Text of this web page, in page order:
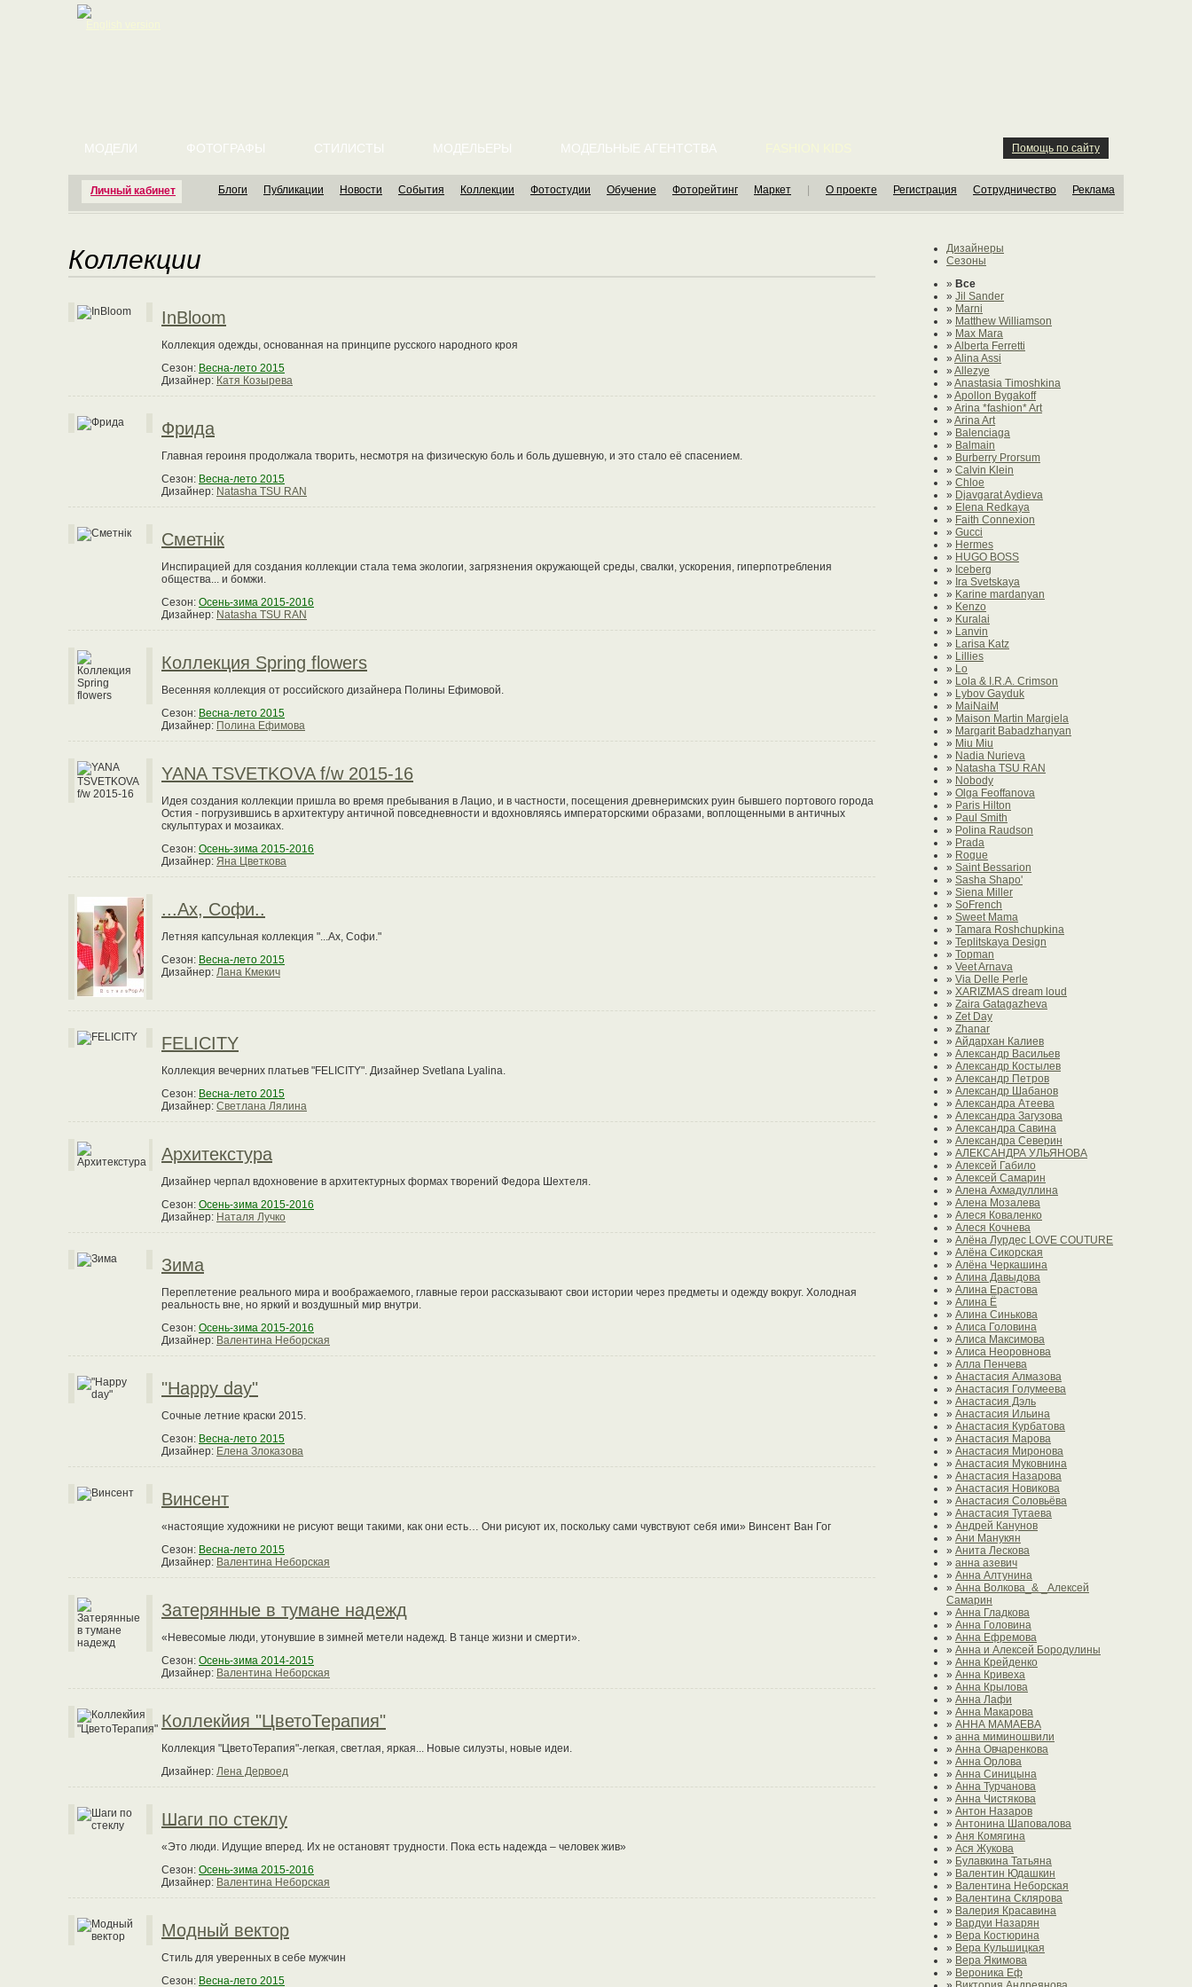
Личный кабинет
МОДЕЛИ ФОТОГРАФЫ СТИЛИСТЫ МОДЕЛЬЕРЫ МОДЕЛЬНЫЕ АГЕНТСТВА Помощь по сайту
Блоги Публикации Новости События Коллекции Фотостудии Обучение Фоторейтинг Маркет О проекте Регистрация Сотрудничество Реклама
Коллекции
InBloom
Коллекция одежды, основанная на принципе русского народного кроя
Сезон: Весна-лето 2015
Дизайнер: Катя Козырева
Фрида
Главная героиня продолжала творить, несмотря на физическую боль и боль душевную, и это стало её спасением.
Сезон: Весна-лето 2015
Дизайнер: Natasha TSU RAN
Сметнiк
Инспирацией для создания коллекции стала тема экологии, загрязнения окружающей среды, свалки, ускорения, гиперпотребления
общества... и бомжи.
Сезон: Осень-зима 2015-2016
Дизайнер: Natasha TSU RAN
Коллекция Spring flowers
Весенняя коллекция от российского дизайнера Полины Ефимовой.
Сезон: Весна-лето 2015
Дизайнер: Полина Ефимова
YANA TSVETKOVA f/w 2015-16
Идея создания коллекции пришла во время пребывания в Лацио, и в частности, посещения древнеримских руин бывшего портового города
Остия - погрузившись в архитектуру античной повседневности и вдохновляясь императорскими образами, воплощенными в античных
скульптурах и мозаиках.
Сезон: Осень-зима 2015-2016
Дизайнер: Яна Цветкова
...Ах, Софи..
Летняя капсульная коллекция "...Ах, Софи."
Сезон: Весна-лето 2015
Дизайнер: Лана Кмекич
FELICITY
Коллекция вечерних платьев "FELICITY". Дизайнер Svetlana Lyalina.
Сезон: Весна-лето 2015
Дизайнер: Светлана Лялина
Архитекстура
Дизайнер черпал вдохновение в архитектурных формах творений Федора Шехтеля.
Сезон: Осень-зима 2015-2016
Дизайнер: Наталя Лучко
Зима
Переплетение реального мира и воображаемого, главные герои рассказывают свои истории через предметы и одежду вокруг. Холодная
реальность вне, но яркий и воздушный мир внутри.
Сезон: Осень-зима 2015-2016
Дизайнер: Валентина Неборская
"Happy day"
Сочные летние краски 2015.
Сезон: Весна-лето 2015
Дизайнер: Елена Злоказова
Винсент
«настоящие художники не рисуют вещи такими, как они есть… Они рисуют их, поскольку сами чувствуют себя ими» Винсент Ван Гог
Сезон: Весна-лето 2015
Дизайнер: Валентина Неборская
Затерянные в тумане надежд
«Невесомые люди, утонувшие в зимней метели надежд. В танце жизни и смерти».
Сезон: Осень-зима 2014-2015
Дизайнер: Валентина Неборская
Коллекйия "ЦветоТерапия"
Коллекция "ЦветоТерапия"-легкая, светлая, яркая... Новые силуэты, новые идеи.
Дизайнер: Лена Дервоед
Шаги по стеклу
«Это люди. Идущие вперед. Их не остановят трудности. Пока есть надежда – человек жив»
Сезон: Осень-зима 2015-2016
Дизайнер: Валентина Неборская
Модный вектор
Стиль для уверенных в себе мужчин
Сезон: Весна-лето 2015
Дизайнеры
Сезоны
» Все
» Jil Sander
» Marni
» Matthew Williamson
» Max Mara
» Alberta Ferretti
» Alina Assi
» Allezye
» Anastasia Timoshkina
» Apollon Bygakoff
» Arina *fashion* Art
» Arina Art
» Balenciaga
» Balmain
» Burberry Prorsum
» Calvin Klein
» Chloe
» Djavgarat Aydieva
» Elena Redkaya
» Faith Connexion
» Gucci
» Hermes
» HUGO BOSS
» Iceberg
» Ira Svetskaya
» Karine mardanyan
» Kenzo
» Kuralai
» Lanvin
» Larisa Katz
» Lillies
» Lo
» Lola & I.R.A. Crimson
» Lybov Gayduk
» MaiNaiM
» Maison Martin Margiela
» Margarit Babadzhanyan
» Miu Miu
» Nadia Nurieva
» Natasha TSU RAN
» Nobody
» Olga Feoffanova
» Paris Hilton
» Paul Smith
» Polina Raudson
» Prada
» Rogue
» Saint Bessarion
» Sasha Shapo'
» Siena Miller
» SoFrench
» Sweet Mama
» Tamara Roshchupkina
» Teplitskaya Design
» Topman
» Veet Arnava
» Via Delle Perle
» XARIZMAS dream loud
» Zaira Gatagazheva
» Zet Day
» Zhanar
» Айдархан Калиев
» Александр Васильев
» Александр Костылев
» Александр Петров
» Александр Шабанов
» Александра Атеева
» Александра Загузова
» Александра Савина
» Александра Северин
» АЛЕКСАНДРА УЛЬЯНОВА
» Алексей Габило
» Алексей Самарин
» Алена Ахмадуллина
» Алена Мозалева
» Алеся Коваленко
» Алеся Кочнева
» Алёна Лурдес LOVE COUTURE
» Алёна Сикорская
» Алёна Черкашина
» Алина Давыдова
» Алина Ерастова
» Алина Ё
» Алина Синькова
» Алиса Головина
» Алиса Максимова
» Алиса Неоровнова
» Алла Пенчева
» Анастасия Алмазова
» Анастасия Голумеева
» Анастасия Дэль
» Анастасия Ильина
» Анастасия Курбатова
» Анастасия Марова
» Анастасия Миронова
» Анастасия Муковнина
» Анастасия Назарова
» Анастасия Новикова
» Анастасия Соловьёва
» Анастасия Тутаева
» Андрей Канунов
» Ани Манукян
» Анита Лескова
» анна азевич
» Анна Алтунина
» Анна Волкова_& _Алексей
Самарин
» Анна Гладкова
» Анна Головина
» Анна Ефремова
» Анна и Алексей Бородулины
» Анна Крейденко
» Анна Кривеха
» Анна Крылова
» Анна Лафи
» Анна Макарова
» АННА МАМАЕВА
» анна миминошвили
» Анна Овчаренкова
» Анна Орлова
» Анна Синицына
» Анна Турчанова
» Анна Чистякова
» Антон Назаров
» Антонина Шаповалова
» Аня Комягина
» Ася Жукова
» Булавкина Татьяна
» Валентин Юдашкин
» Валентина Неборская
» Валентина Склярова
» Валерия Красавина
» Вардуи Назарян
» Вера Костюрина
» Вера Кульшицкая
» Вера Якимова
» Вероника Еф